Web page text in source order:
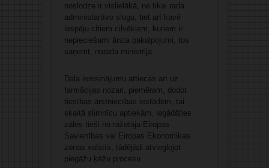
noslodze ir vislielākā, ne tikai rada
administartīvo slogu, bet arī kavē
iespēju citiem cilvēkiem, kuriem ir
nepieciešami ārsta pakalpojumi, tos
saņemt, norāda ministrijā.
Daļa ierosinājumu attiecas arī uz
farmācijas nozari, piemēram, dodot
tiesības ārstniecības iestādēm, tai
skaitā slimnīcu aptiekām, iegādāties
zāles tieši no ražotāja Eiropas
Savienības vai Eiropas Ekonomikas
zonas valstīs, tādējādi atvieglojot
piegāžu ķēžu procesu.